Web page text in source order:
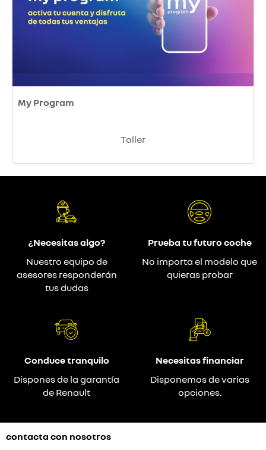
My Program
Taller
¿Necesitas algo?
Nuestro equipo de
asesores responderán
tus dudas
Prueba tu futuro coche
No importa el modelo que
quieras probar
Conduce tranquilo
Dispones de la garantía
de Renault
Necesitas financiar
Disponemos de varias
opciones.
contacta con nosotros